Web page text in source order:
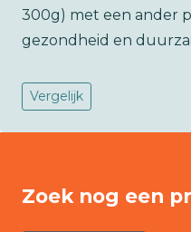
300g) met een ander
gezondheid en
Vergelijk
Zoek nog een